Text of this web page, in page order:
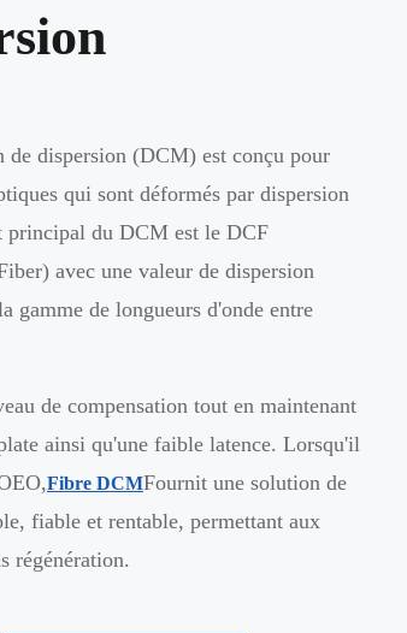
de dispersion (DCM) est conçu pour
qui sont déformés par dispersion
principal du DCM est le DCF
avec une valeur de dispersion
gamme de longueurs d'onde entre
de compensation tout en maintenant
ainsi qu'une faible latence. Lorsqu'il
Fibre DCMFournit une solution de
fiable et rentable, permettant aux
régénération.